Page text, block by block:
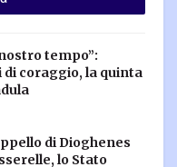
tempo”:
coraggio, la quinta
di Dioghenes
lo Stato